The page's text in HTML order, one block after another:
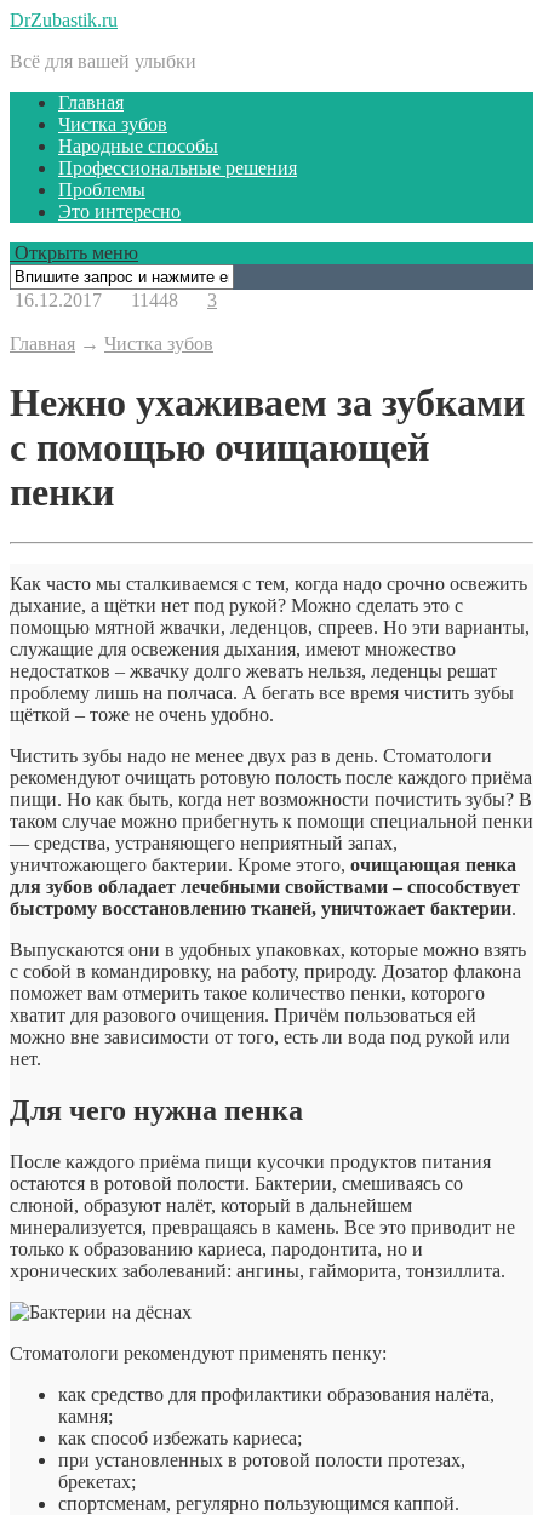
DrZubastik.ru
Всё для вашей улыбки
Главная
Чистка зубов
Народные способы
Профессиональные решения
Проблемы
Это интересно
Открыть меню
16.12.2017 11448 3
Главная → Чистка зубов
Нежно ухаживаем за зубками
с помощью очищающей
пенки
Как часто мы сталкиваемся с тем, когда надо срочно освежить
дыхание, а щётки нет под рукой? Можно сделать это с
помощью мятной жвачки, леденцов, спреев. Но эти варианты,
служащие для освежения дыхания, имеют множество
недостатков – жвачку долго жевать нельзя, леденцы решат
проблему лишь на полчаса. А бегать все время чистить зубы
щёткой – тоже не очень удобно.
Чистить зубы надо не менее двух раз в день. Стоматологи
рекомендуют очищать ротовую полость после каждого приёма
пищи. Но как быть, когда нет возможности почистить зубы? В
таком случае можно прибегнуть к помощи специальной пенки
— средства, устраняющего неприятный запах,
уничтожающего бактерии. Кроме этого, очищающая пенка
для зубов обладает лечебными свойствами – способствует
быстрому восстановлению тканей, уничтожает бактерии.
Выпускаются они в удобных упаковках, которые можно взять
с собой в командировку, на работу, природу. Дозатор флакона
поможет вам отмерить такое количество пенки, которого
хватит для разового очищения. Причём пользоваться ей
можно вне зависимости от того, есть ли вода под рукой или
нет.
Для чего нужна пенка
После каждого приёма пищи кусочки продуктов питания
остаются в ротовой полости. Бактерии, смешиваясь со
слюной, образуют налёт, который в дальнейшем
минерализуется, превращаясь в камень. Все это приводит не
только к образованию кариеса, пародонтита, но и
хронических заболеваний: ангины, гайморита, тонзиллита.
Стоматологи рекомендуют применять пенку:
как средство для профилактики образования налёта,
камня;
как способ избежать кариеса;
при установленных в ротовой полости протезах,
брекетах;
спортсменам, регулярно пользующимся каппой.